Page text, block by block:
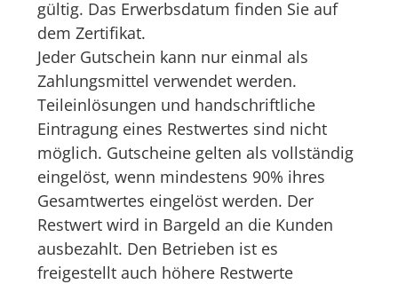
gültig. Das Erwerbsdatum finden Sie auf
dem Zertifikat.
Jeder Gutschein kann nur einmal als
Zahlungsmittel verwendet werden.
Teileinlösungen und handschriftliche
Eintragung eines Restwertes sind nicht
möglich. Gutscheine gelten als vollständig
eingelöst, wenn mindestens 90% ihres
Gesamtwertes eingelöst werden. Der
Restwert wird in Bargeld an die Kunden
ausbezahlt. Den Betrieben ist es
freigestellt auch höhere Restwerte